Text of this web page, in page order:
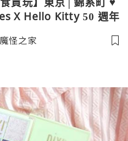
X Hello Kitty 50 週年
怪之家